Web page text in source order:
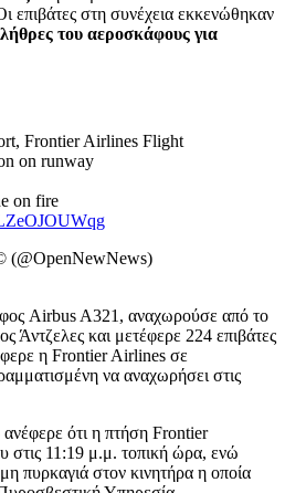
επιβάτες στη συνέχεια εκκενώθηκαν
του αεροσκάφους για
Frontier Airlines Flight
on runway
on fire
Airbus A321, αναχωρούσε από το
Άντζελες και μετέφερε 224 επιβάτες
η Frontier Airlines σε
να αναχωρήσει στις
ότι η πτήση Frontier
στις 11:19 μ.μ. τοπική ώρα, ενώ
πυρκαγιά στον κινητήρα η οποία